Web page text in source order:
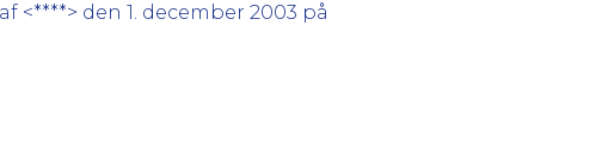
den 1. december 2003 på